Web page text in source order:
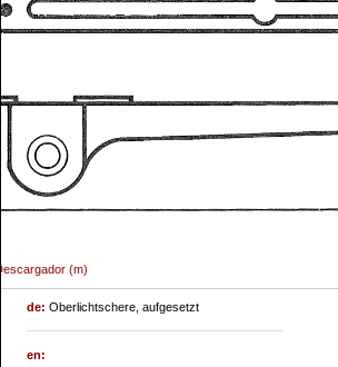
(m)
de:Oberlichtschere, aufgesetzt
en: